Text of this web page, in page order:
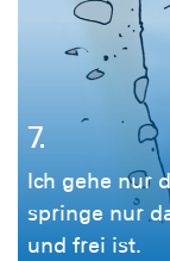
7.
Ich gehe nur
springe nur
und frei ist.